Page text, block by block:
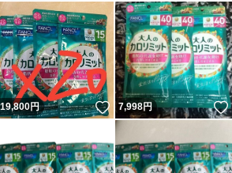
いね！
19,800円 いいね！
7,998円